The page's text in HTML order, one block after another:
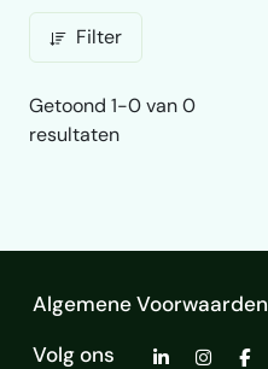
Filter
Getoond 1-0 van 0
resultaten
Algemene Voorwaarden
Volg ons